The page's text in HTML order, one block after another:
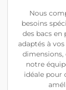
Nous
besoins
des bacs en
adaptés à
dimensions,
notre
idéale pour